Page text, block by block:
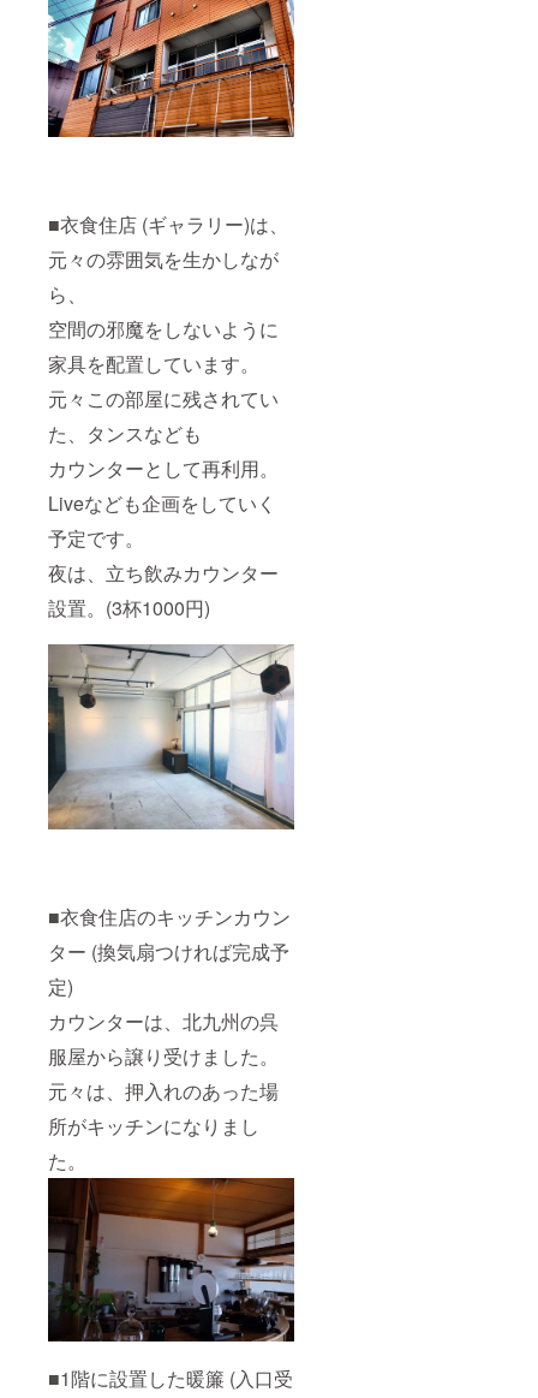
■衣食住店 (ギャラリー)は、
元々の雰囲気を生かしなが
ら、
空間の邪魔をしないように
家具を配置しています。
元々この部屋に残されてい
た、タンスなども
カウンターとして再利用。
Liveなども企画をしていく
予定です。
夜は、立ち飲みカウンター
設置。(3杯1000円)
■衣食住店のキッチンカウン
ター (換気扇つければ完成予
定)
カウンターは、北九州の呉
服屋から譲り受けました。
元々は、押入れのあった場
所がキッチンになりまし
た。
■1階に設置した暖簾 (入口受